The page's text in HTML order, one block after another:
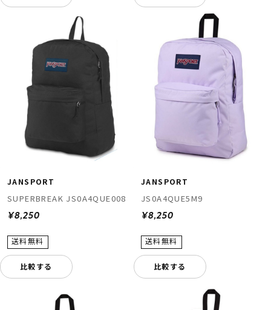
JANSPORT
SUPERBREAK JS0A4QUE008
¥8,250
比較する
JANSPORT
JS0A4QUE5M9
¥8,250
比較する